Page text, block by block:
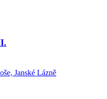
Janské Lázně